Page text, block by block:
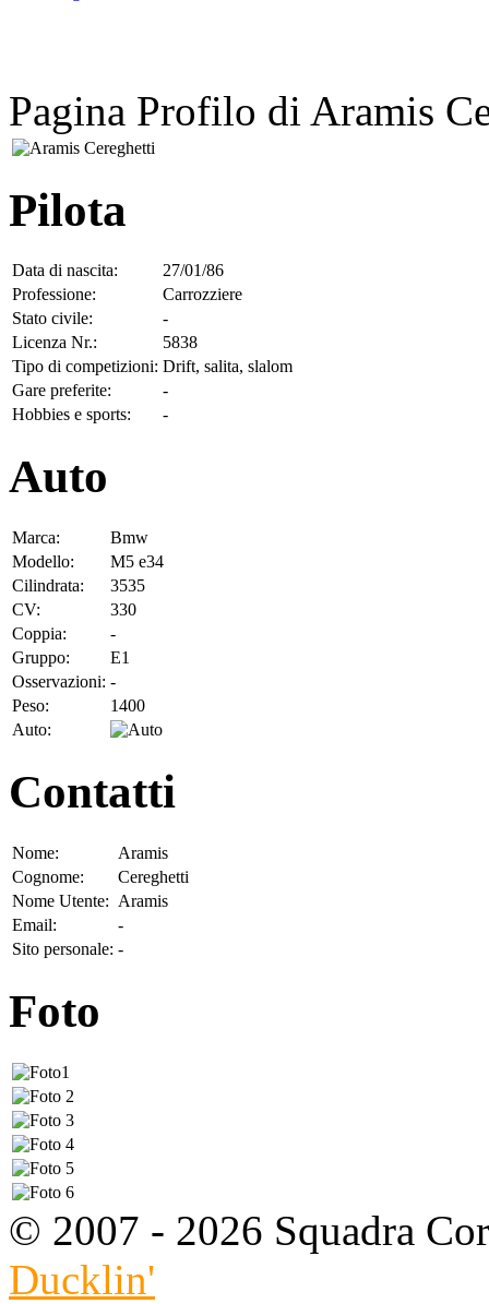
Pagina Profilo di Aramis
Pilota
Data di nascita:
27/01/86
Professione:
Carrozziere
Stato civile:
-
Licenza Nr.:
5838
Tipo di competizioni: Drift, salita, slalom
Gare preferite:
-
Hobbies e sports:
-
Auto
Marca:
Bmw
Modello:
M5 e34
Cilindrata:
3535
CV:
330
Coppia:
-
Gruppo:
E1
Osservazioni: -
Peso:
1400
Auto:
Contatti
Nome:
Aramis
Cognome:
Cereghetti
Nome Utente: Aramis
Email:
-
Sito personale: -
Foto
© 2007 - 2026 Squadra
Ducklin'